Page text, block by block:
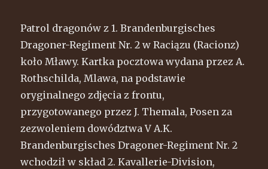
Patrol dragonów z 1. Brandenburgisches
Dragoner-Regiment Nr. 2 w Raciązu (Racionz)
koło Mławy. Kartka pocztowa wydana przez A.
Rothschilda, Mlawa, na podstawie
oryginalnego zdjęcia z frontu,
przygotowanego przez J. Themala, Posen za
zezwoleniem dowództwa V A.K.
Brandenburgisches Dragoner-Regiment Nr. 2
wchodził w skład 2. Kavallerie-Division,